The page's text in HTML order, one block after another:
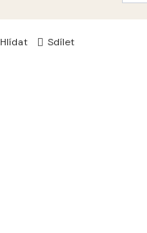
Hlídat Sdílet